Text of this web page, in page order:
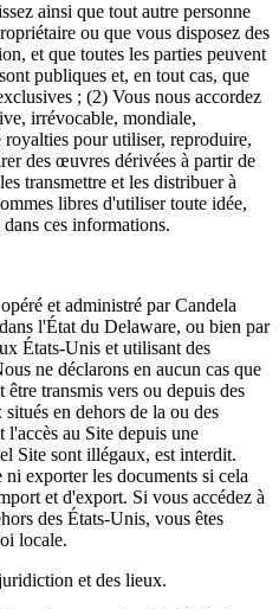
ainsi que tout autre personne
ou que vous disposez des
et que toutes les parties peuvent
publiques et, en tout cas, que
; (2) Vous nous accordez
irrévocable, mondiale,
royalties pour utiliser, reproduire,
des œuvres dérivées à partir de
transmettre et les distribuer à
libres d'utiliser toute idée,
ces informations.
et administré par Candela
l'État du Delaware, ou bien par
États-Unis et utilisant des
ne déclarons en aucun cas que
transmis vers ou depuis des
en dehors de la ou des
l'accès au Site depuis une
Site sont illégaux, est interdit.
exporter les documents si cela
et d'export. Si vous accédez à
des États-Unis, vous êtes
locale.
et des lieux.